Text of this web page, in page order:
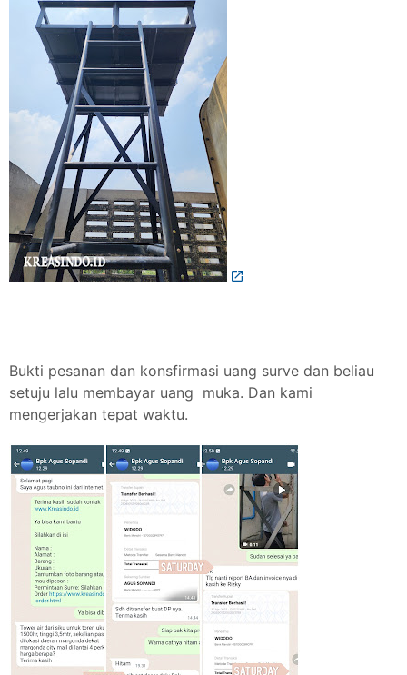
Bukti pesanan dan konsfirmasi uang surve dan beliau
setuju lalu membayar uang muka. Dan kami
mengerjakan tepat waktu.